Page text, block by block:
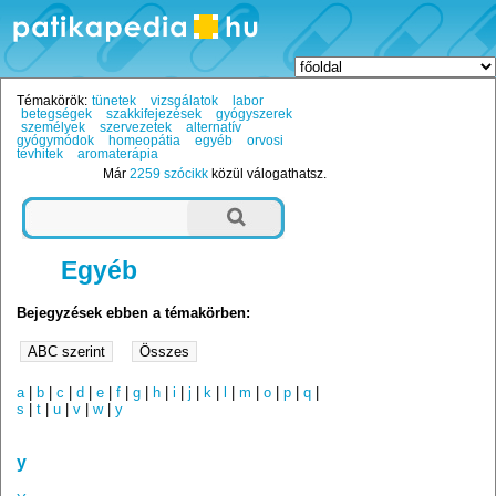
Témakörök: tünetek vizsgálatok
labor
betegségek
szakkifejezések
gyógyszerek
személyek
szervezetek
alternatív
gyógymódok
homeopátia egyéb
orvosi
tévhitek
aromaterápia
Már2259 szócikk közül válogathatsz.
Egyéb
Bejegyzések ebben a témakörben:
a |b |c |d |e |f |g |h |i |j |k |l |m |o |p |q |
s |t |u |v |w|y
y